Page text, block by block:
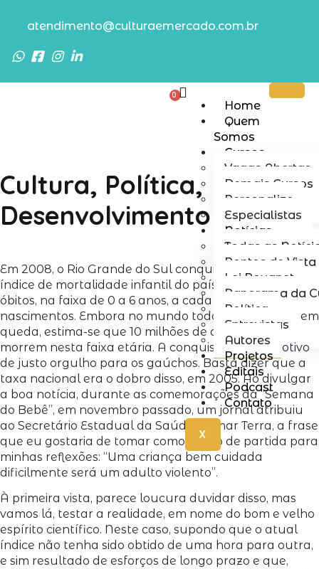
atendimento@culturaemercado.com.br
Home
Quem
Somos
Cursos
Vagas Abertas
Demais Cursos
Personalize
Especialistas
Notícias
Todas as
Pontos de Vista
Lei Rouanet
Panorama da
Política
Entrevistas
Autores
Projetos
Editais
Podcast
Contato
X
0
Cultura, Política,
Desenvolvimento
Em 2008, o Rio Grande do Sul conquistou o mais baixo
índice de mortalidade infantil do país, cerca de 13
óbitos, na faixa de 0 a 6 anos, a cada 1000
nascimentos. Embora no mundo todo a taxa esteja em
queda, estima-se que 10 milhões de crianças ainda
morrem nesta faixa etária. A conquista, pois, é motivo
de justo orgulho para os gaúchos. Basta dizer que a
taxa nacional era o dobro disso, em 2005. Ao divulgar
a boa notícia, durante as comemorações da “Semana
do Bebê”, em novembro passado, um jornal atribuiu
ao Secretário Estadual da Saúde, Osmar Terra, a frase
que eu gostaria de tomar como ponto de partida para
minhas reflexões: “Uma criança bem cuidada
dificilmente será um adulto violento”.
À primeira vista, parece loucura duvidar disso, mas
vamos lá, testar a realidade, em nome do bom e velho
espírito científico. Neste caso, supondo que o atual
índice não tenha sido obtido de uma hora para outra,
e sim resultado de esforços de longo prazo e que,